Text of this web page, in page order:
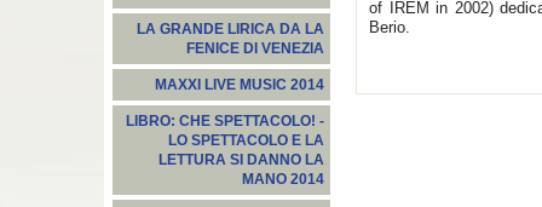
LA GRANDE LIRICA DA LA
FENICE DI VENEZIA
MAXXI LIVE MUSIC 2014
LIBRO: CHE SPETTACOLO! -
LO SPETTACOLO E LA
LETTURA SI DANNO LA
MANO 2014
of IREM in 2002)
Berio.